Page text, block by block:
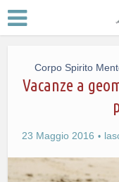
Corpo Spirito
Vacanze a
23 Maggio 2016